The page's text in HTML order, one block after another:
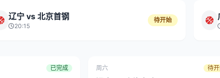
辽宁 vs 北京首钢
20:15
待开始
已完成 周六 待